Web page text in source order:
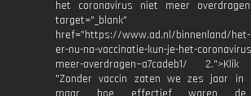
het coronavirus niet meer
target="_blank"
href="https://www.ad.nl/binnenland/
er-nu-na-vaccinatie-kun-je-het-
meer-overdragen~a7cadeb1/
"Zonder vaccin zaten we zes jaar in